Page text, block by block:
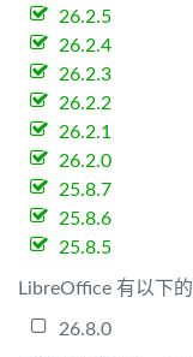
26.2.5
26.2.4
26.2.3
26.2.2
26.2.1
26.2.0
25.8.7
25.8.6
25.8.5
LibreOffice 有以下的
26.8.0